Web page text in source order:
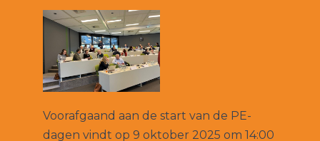
Voorafgaand aan de start van de PE-
dagen vindt op 9 oktober 2025 om 14:00